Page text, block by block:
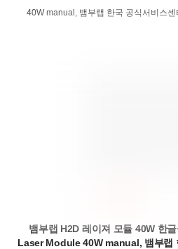
40W manual, 뱀부랩 한국 공식서비스
뱀부랩 H2D 레이져 모듈 40W 한
Laser Module 40W manual, 뱀부랩